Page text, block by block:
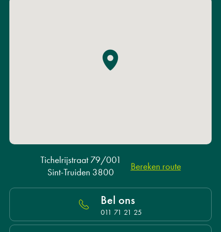
Tichelrijstraat 79/001
Sint-Truiden 3800
Bereken route
Bel ons
011 71 21 25